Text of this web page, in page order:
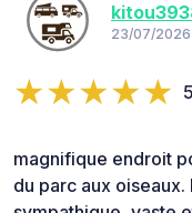
23/07/2026
magnifique endroit
du parc aux